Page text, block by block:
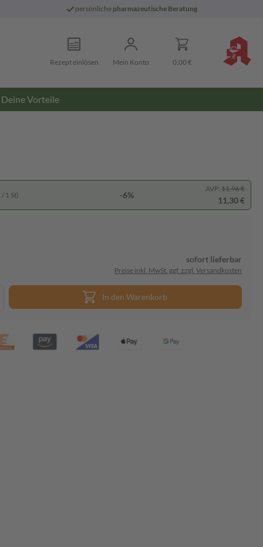
persönliche pharmazeutische Beratung
Rezept einlösen Mein Konto 0,00 €
Deine Vorteile
1 St) -6%
AVP: 11,96 €
11,30 €
sofort lieferbar
Preise inkl. MwSt. ggf. zzgl. Versandkosten
In den Warenkorb